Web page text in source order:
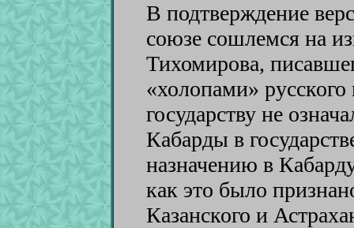
В подтверждение
союзе сошлемся на
Тихомирова,
«холопами»
государству не
Кабарды в
назначению в
как это было
Казанского и